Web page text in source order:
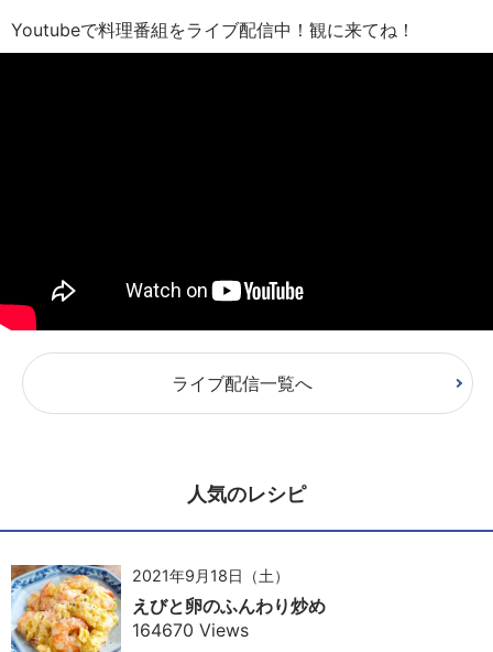
Youtubeで料理番組をライブ配信中！観に来てね！
ライブ配信一覧へ
人気のレシピ
2021年9月18日（土）
えびと卵のふんわり炒め
164670 Views